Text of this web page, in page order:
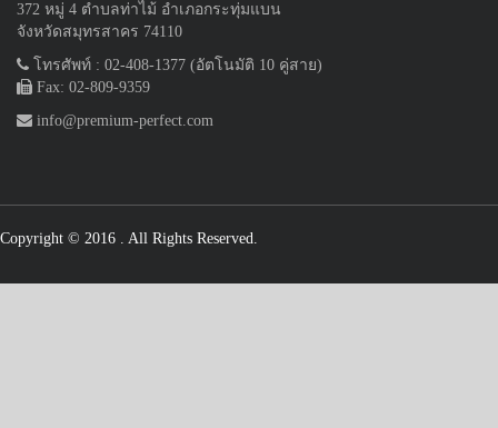
372 หมู่ 4 ตำบลท่าไม้ อำเภอกระทุ่มแบน
จังหวัดสมุทรสาคร 74110
โทรศัพท์ : 02-408-1377 (อัตโนมัติ 10 คู่สาย)
Fax: 02-809-9359
info@premium-perfect.com
Copyright © 2016 . All Rights Reserved.